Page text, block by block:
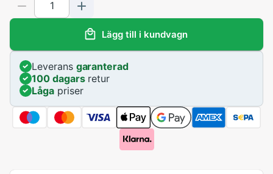
Lägg till i kundvagn
Leverans garanterad
100 dagarsretur
Lågapriser